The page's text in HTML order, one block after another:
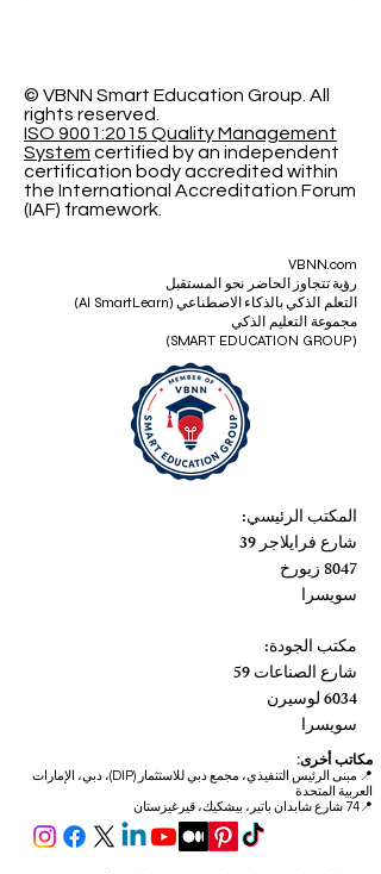
© VBNN Smart Education Group. All
rights reserved.
ISO 9001:2015 Quality Management
System certified by an independent
certification body accredited within
the International Accreditation Forum
(IAF) framework.
VBNN.com
رؤية تتجاوز الحاضر نحو المستقبل
التعلم الذكي بالذكاء الاصطناعي (AI SmartLearn)
مجموعة التعليم الذكي
(SMART EDUCATION GROUP)
المكتب الرئيسي:
شارع فرايلاجر 39
8047 زيورخ
سويسرا
مكتب الجودة:
شارع الصناعات 59
6034 لوسيرن
سويسرا
مكاتب أخرى:
📍
مبنى الرئيس التنفيذي، مجمع دبي للاستثمار (DIP)، دبي، الإمارات
العربية المتحدة
📍74 شارع شابدان باتير، بيشكيك، قيرغيزستان